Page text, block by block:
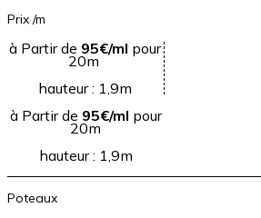
Prix /m
à Partir de 95€/ml pour
20m
hauteur : 1,9m
à Partir de 95€/ml pour
20m
hauteur : 1,9m
Poteaux